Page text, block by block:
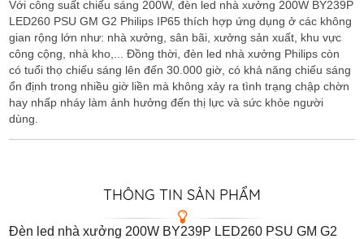
Với công suất chiếu sáng 200W, đèn led nhà xưởng 200W BY239P
LED260 PSU GM G2 Philips IP65 thích hợp ứng dụng ở các không
gian rộng lớn như: nhà xưởng, sân bãi, xưởng sản xuất, khu vực
công cộng, nhà kho,... Đồng thời, đèn led nhà xưởng Philips còn
có tuổi thọ chiếu sáng lên đến 30.000 giờ, có khả năng chiếu sáng
ổn định trong nhiều giờ liền mà không xảy ra tình trạng chập chờn
hay nhấp nháy làm ảnh hưởng đến thị lực và sức khỏe người
dùng.
THÔNG TIN SẢN PHẨM
Đèn led nhà xưởng 200W BY239P LED260 PSU GM G2